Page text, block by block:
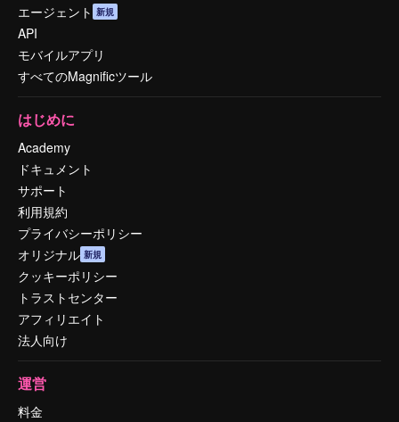
エージェント 新規
API
モバイルアプリ
すべてのMagnificツール
はじめに
Academy
ドキュメント
サポート
利用規約
プライバシーポリシー
オリジナル 新規
クッキーポリシー
トラストセンター
アフィリエイト
法人向け
運営
料金